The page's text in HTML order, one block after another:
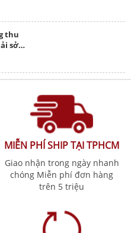
thu
sở…
MIỄN PHÍ SHIP TẠI TPHCM
Giao nhận trong ngày nhanh
chóng Miễn phí đơn hàng
trên 5 triệu